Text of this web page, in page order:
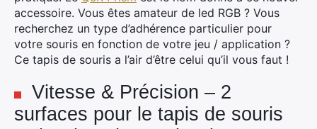
accessoire. Vous êtes amateur de led RGB ? Vous
recherchez un type d’adhérence particulier pour
votre souris en fonction de votre jeu / application ?
Ce tapis de souris a l’air d’être celui qu’il vous faut !
Vitesse & Précision – 2
surfaces pour le tapis de souris